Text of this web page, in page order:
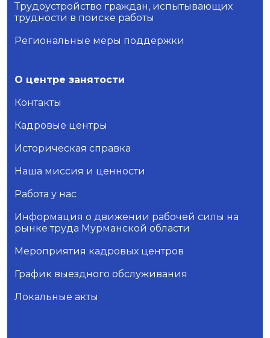
Трудоустройство граждан, испытывающих
трудности в поиске работы
Региональные меры поддержки
О центре занятости
Контакты
Кадровые центры
Историческая справка
Наша миссия и ценности
Работа у нас
Информация о движении рабочей силы на
рынке труда Мурманской области
Мероприятия кадровых центров
График выездного обслуживания
Локальные акты